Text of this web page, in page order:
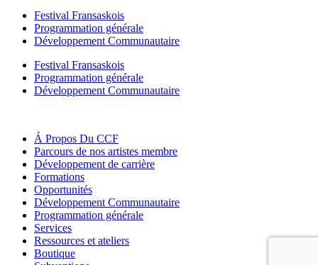
Festival Fransaskois
Programmation générale
Développement Communautaire
Festival Fransaskois
Programmation générale
Développement Communautaire
Á Propos Du CCF
Parcours de nos artistes membre
Développement de carrière
Formations
Opportunités
Développement Communautaire
Programmation générale
Services
Ressources et ateliers
Boutique